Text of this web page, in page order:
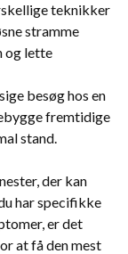
teknikker
stramme
og lette
besøg hos en
fremtidige
stand.
der kan
har specifikke
er det
at få den mest